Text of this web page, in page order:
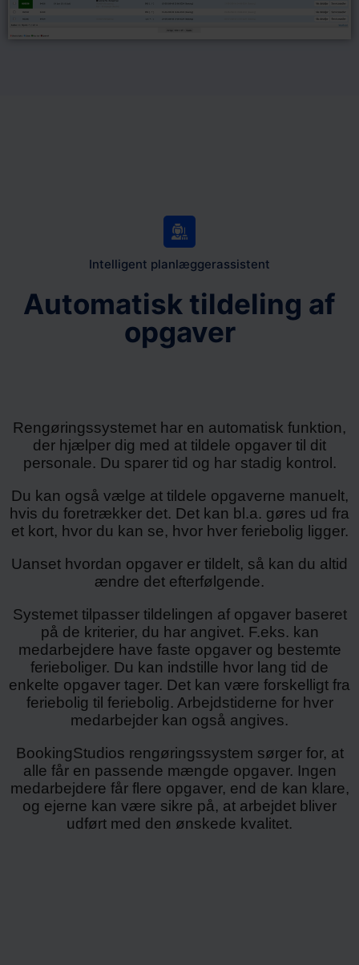
Intelligent planlæggerassistent
Automatisk tildeling af
opgaver
Rengøringssystemet har en automatisk funktion,
der hjælper dig med at tildele opgaver til dit
personale. Du sparer tid og har stadig kontrol.
Du kan også vælge at tildele opgaverne manuelt,
hvis du foretrækker det. Det kan bl.a. gøres ud fra
et kort, hvor du kan se, hvor hver feriebolig ligger.
Uanset hvordan opgaver er tildelt, så kan du altid
ændre det efterfølgende.
Systemet tilpasser tildelingen af opgaver baseret
på de kriterier, du har angivet. F.eks. kan
medarbejdere have faste opgaver og bestemte
ferieboliger. Du kan indstille hvor lang tid de
enkelte opgaver tager. Det kan være forskelligt fra
feriebolig til feriebolig. Arbejdstiderne for hver
medarbejder kan også angives.
BookingStudios rengøringssystem sørger for, at
alle får en passende mængde opgaver. Ingen
medarbejdere får flere opgaver, end de kan klare,
og ejerne kan være sikre på, at arbejdet bliver
udført med den ønskede kvalitet.